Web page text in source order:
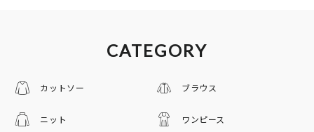
CATEGORY
カットソー ブラウス
ニット ワンピース